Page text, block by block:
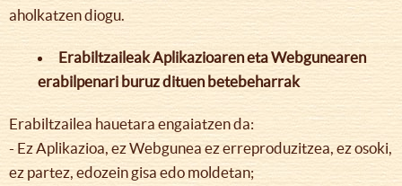
aholkatzen diogu.
Erabiltzaileak Aplikazioaren eta Webgunearen
erabilpenari buruz dituen betebeharrak
Erabiltzailea hauetara engaiatzen da:
- Ez Aplikazioa, ez Webgunea ez erreproduzitzea, ez osoki,
ez partez, edozein gisa edo moldetan;